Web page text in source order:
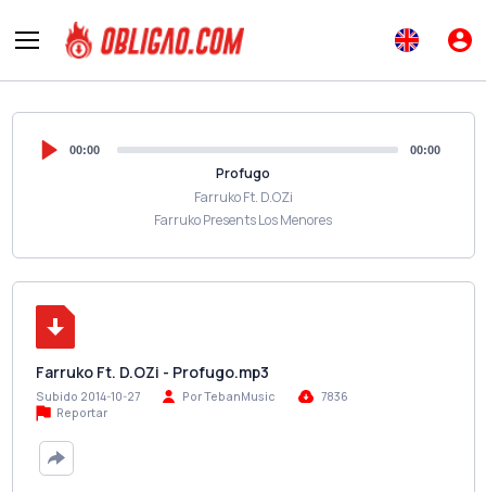
00:00 00:00
Profugo
Farruko Ft. D.OZi
Farruko Presents Los Menores
Farruko Ft. D.OZi - Profugo.mp3
Subido 2014-10-27 Por TebanMusic
7836
Reportar